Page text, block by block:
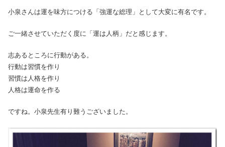
小泉さんは運を味方につける「強運な総理」として大変に有名です。
ご一緒させていただく度に「運は人柄」だと感じます。
志あるところに行動がある。
行動は習慣を作り
習慣は人格を作り
人格は運命を作る
ですね。小泉先生有り難うございました。